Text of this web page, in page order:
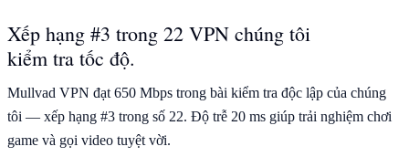
Xếp hạng #3 trong 22 VPN chúng tôi
kiểm tra tốc độ.
Mullvad VPN đạt 650 Mbps trong bài kiểm tra độc lập của chúng
tôi — xếp hạng #3 trong số 22. Độ trễ 20 ms giúp trải nghiệm chơi
game và gọi video tuyệt vời.